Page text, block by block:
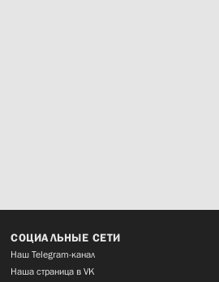
СОЦИАЛЬНЫЕ СЕТИ
Наш Telegram-канал
Наша страница в VK